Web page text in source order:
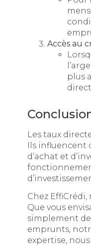
Accès au
plus
Les taux
Ils influencent
d’achat et
Chez
Que vous
simplement
emprunts,
expertise,